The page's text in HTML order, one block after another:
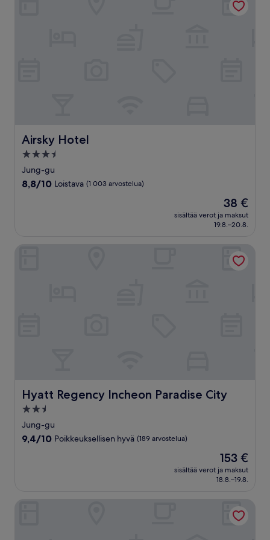
Airsky Hotel
Airsky Hotel
3.5
tähden
majoituspaikka
Jung-gu
8.8
8,8/10 Loistava (1 003 arvostelua)
Hinta
on
38 €
38 €
sisältää verot ja maksut
19.8.–20.8.
Hyatt Regency Incheon Paradise City
Hyatt Regency Incheon Paradise City
2.5
tähden
majoituspaikka
Jung-gu
9.4
arvostelua)
9,4/10 Poikkeuksellisen hyvä (189 arvostelua)
Hinta
on
153 €
153 €
sisältää verot ja maksut
18.8.–19.8.